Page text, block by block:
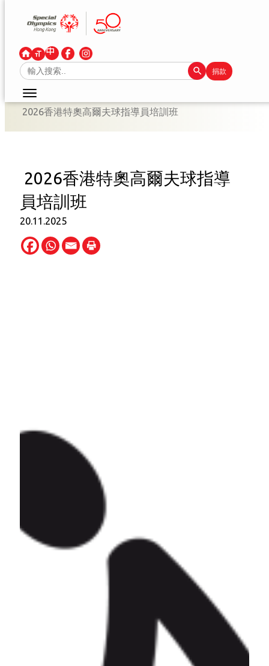
Search
for:
Search Button
捐款
2026香港特奧高爾夫球指導員培訓班
2026香港特奧高爾夫球指導
員培訓班
20.11.2025